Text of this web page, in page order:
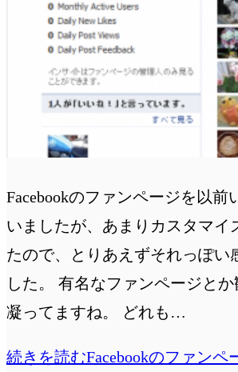
Facebookのファンページを以前
いましたが、あまりカスタマイ
たので、とりあえずそれっぽい
した。 有名なファンページと
凝ってますね。 どれも…
続きを読むFacebookのファンペ